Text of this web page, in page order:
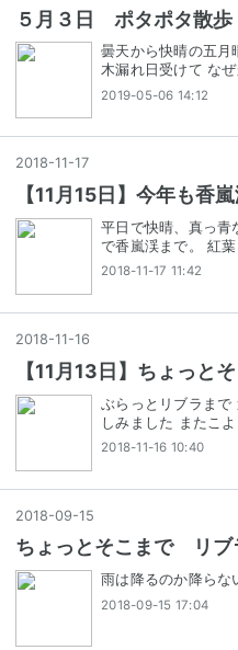
５月３日 ポタポタ散
曇天から快晴の五月
木漏れ日受けて な
2019-05-06 14:12
2018-11 -17
【11月15日】今年も香
平日で快晴、真っ青
で香嵐渓まで。 紅
2018-11-17 11:42
2018-11 -16
【11月13日】ちょっと
ぶらっとリブラまで
しみました またこよ
2018-11-16 10:40
2018-09-15
ちょっとそこまで リブ
雨は降るのか降らな
2018-09-15 17:04